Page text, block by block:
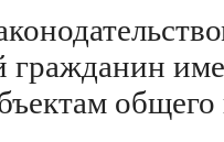
общего